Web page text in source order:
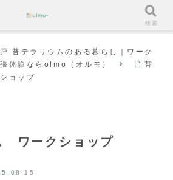
苔テラリウムのある暮らし｜ワーク
体験ならolmo（オルモ）
苔
ョップ
ワークショップ
検索